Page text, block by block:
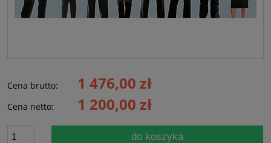
Cena brutto: 1 476,00 zł
Cena netto: 1 200,00 zł
do koszyka